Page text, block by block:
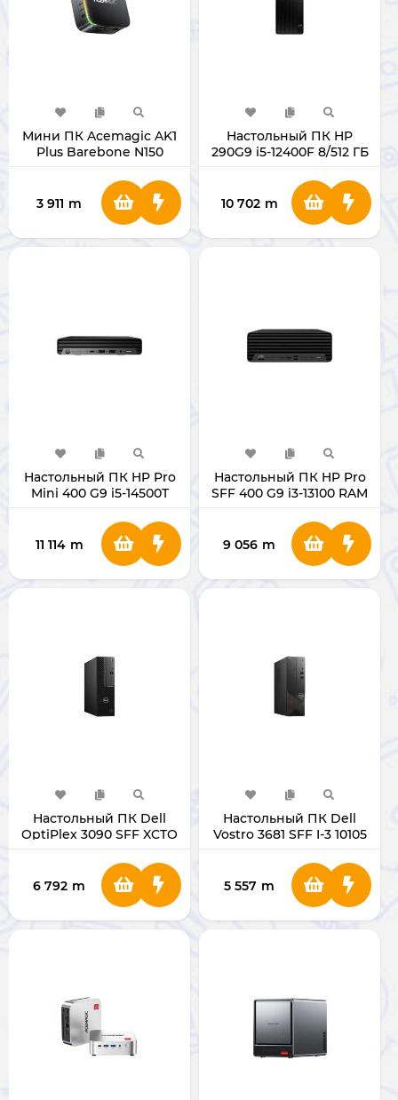
Мини ПК Acemagic AK1
Plus Barebone N150
3 911 m
Настольный ПК HP
290G9 i5-12400F 8/512 ГБ
10 702 m
Настольный ПК HP Pro
Mini 400 G9 i5-14500T
11 114 m
Настольный ПК HP Pro
SFF 400 G9 i3-13100 RAM
9 056 m
Настольный ПК Dell
OptiPlex 3090 SFF XCTO
1TB
6 792 m
Настольный ПК Dell
Vostro 3681 SFF I-3 10105
5 557 m